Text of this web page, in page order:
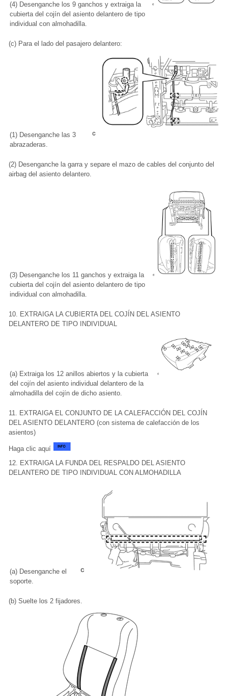
(4) Desenganche los 9 ganchos y extraiga la
cubierta del cojín del asiento delantero de tipo
individual con almohadilla.
(c) Para el lado del pasajero delantero:
(1) Desenganche las 3
abrazaderas.
(2) Desenganche la garra y separe el mazo de cables del conjunto del
airbag del asiento delantero.
(3) Desenganche los 11 ganchos y extraiga la
cubierta del cojín del asiento delantero de tipo
individual con almohadilla.
10. EXTRAIGA LA CUBIERTA DEL COJÍN DEL ASIENTO
DELANTERO DE TIPO INDIVIDUAL
(a) Extraiga los 12 anillos abiertos y la cubierta
del cojín del asiento individual delantero de la
almohadilla del cojín de dicho asiento.
11. EXTRAIGA EL CONJUNTO DE LA CALEFACCIÓN DEL COJÍN
DEL ASIENTO DELANTERO (con sistema de calefacción de los
asientos)
Haga clic aquí
12. EXTRAIGA LA FUNDA DEL RESPALDO DEL ASIENTO
DELANTERO DE TIPO INDIVIDUAL CON ALMOHADILLA
(a) Desenganche el
soporte.
(b) Suelte los 2 fijadores.